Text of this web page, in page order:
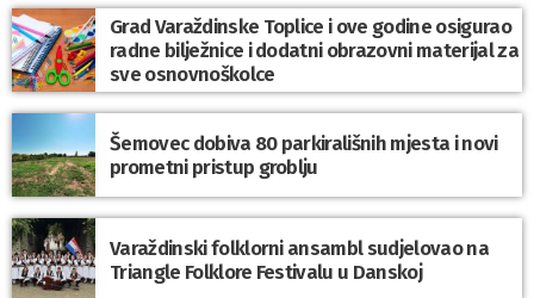
Grad Varaždinske Toplice i ove godine osigurao
radne bilježnice i dodatni obrazovni materijal za
sve osnovnoškolce
Šemovec dobiva 80 parkirališnih mjesta i novi
prometni pristup groblju
Varaždinski folklorni ansambl sudjelovao na
Triangle Folklore Festivalu u Danskoj